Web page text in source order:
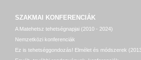
SZAKMAI KONFERENCIÁK
A Matehetsz tehetségnapjai (2010 - 2024)
Nemzetközi konferenciák
Ez is tehetséggondozás! Elmélet és módszerek